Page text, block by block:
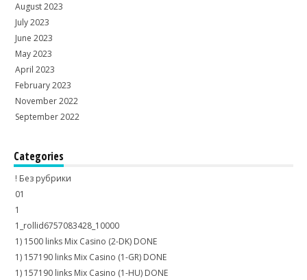
August 2023
July 2023
June 2023
May 2023
April 2023
February 2023
November 2022
September 2022
Categories
! Без рубрики
01
1
1_rollid6757083428_10000
1) 1500 links Mix Casino (2-DK) DONE
1) 157190 links Mix Casino (1-GR) DONE
1) 157190 links Mix Casino (1-HU) DONE